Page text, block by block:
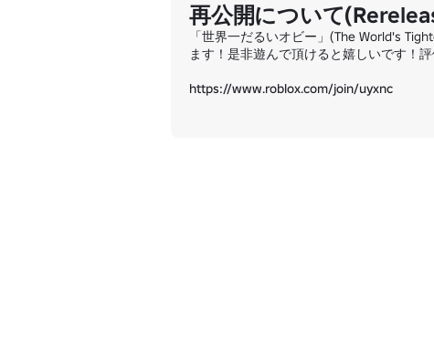
再公開について
「世界一だるいオビー」(The World's
ます！是非遊んで頂けると嬉しいです！
https://www.roblox.com/join/uyxnc